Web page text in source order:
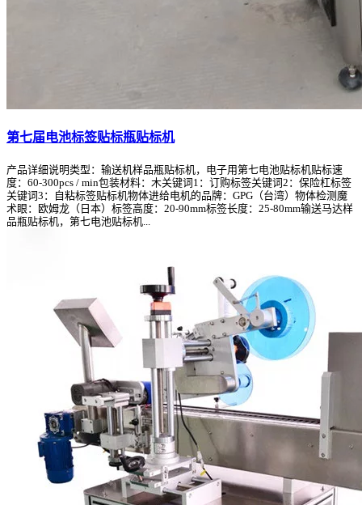
第七届电池标签贴标瓶贴标机
产品详细说明类型：输送机样品瓶贴标机，电子用第七电池贴标机贴标速
度：60-300pcs / min包装材料：木关键词1：订购标签关键词2：保险杠标签
关键词3：自粘标签贴标机物体进给电机的品牌：GPG（台湾）物体检测魔
术眼：欧姆龙（日本）标签高度：20-90mm标签长度：25-80mm输送马达样
品瓶贴标机，第七电池贴标机...